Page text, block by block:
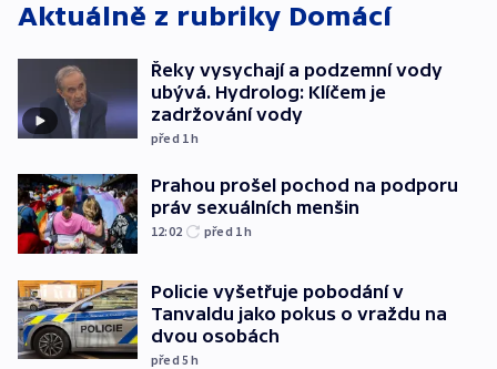
Aktuálně z rubriky Domácí
Řeky vysychají a podzemní vody
ubývá. Hydrolog: Klíčem je
zadržování vody
před 1h
Prahou prošel pochod na podporu
práv sexuálních menšin
12:02 před 1h
Policie vyšetřuje pobodání v
Tanvaldu jako pokus o vraždu na
dvou osobách
před 5h